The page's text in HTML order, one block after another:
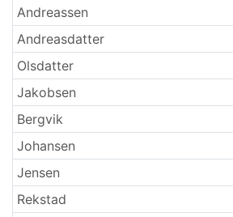
Andreassen
Andreasdatter
Olsdatter
Jakobsen
Bergvik
Johansen
Jensen
Rekstad